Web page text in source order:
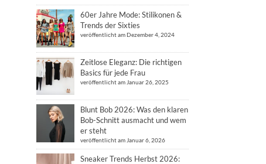
60er Jahre Mode: Stilikonen &
Trends der Sixties
veröffentlicht am Dezember 4, 2024
Zeitlose Eleganz: Die richtigen
Basics für jede Frau
veröffentlicht am Januar 26, 2025
Blunt Bob 2026: Was den klaren
Bob-Schnitt ausmacht und wem
er steht
veröffentlicht am Januar 6, 2026
Sneaker Trends Herbst 2026: